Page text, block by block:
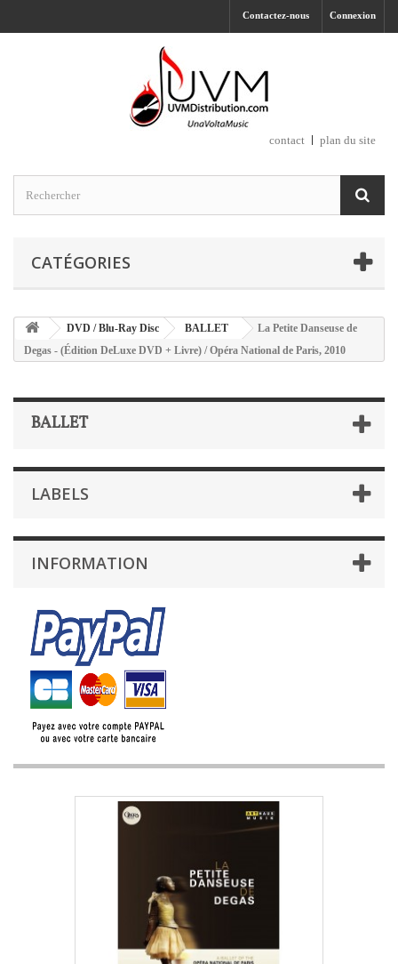
Connexion
Contactez-nous
contact plan du site
CATÉGORIES
DVD / Blu-Ray Disc BALLET
La Petite Danseuse de
Degas - (Édition DeLuxe DVD + Livre) / Opéra National de Paris, 2010
BALLET
LABELS
INFORMATION